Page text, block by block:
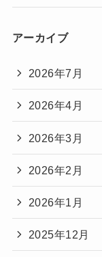
アーカイブ
2026年7月
2026年4月
2026年3月
2026年2月
2026年1月
2025年12月